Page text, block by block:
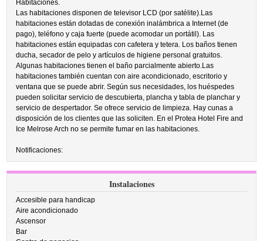
Habitaciones.
Las habitaciones disponen de televisor LCD (por satélite).Las
habitaciones están dotadas de conexión inalámbrica a Internet (de
pago), teléfono y caja fuerte (puede acomodar un portátil). Las
habitaciones están equipadas con cafetera y tetera. Los baños tienen
ducha, secador de pelo y artículos de higiene personal gratuitos.
Algunas habitaciones tienen el baño parcialmente abierto.Las
habitaciones también cuentan con aire acondicionado, escritorio y
ventana que se puede abrir. Según sus necesidades, los huéspedes
pueden solicitar servicio de descubierta, plancha y tabla de planchar y
servicio de despertador. Se ofrece servicio de limpieza. Hay cunas a
disposición de los clientes que las soliciten. En el Protea Hotel Fire and
Ice Melrose Arch no se permite fumar en las habitaciones.
Notificaciones:
Instalaciones
Accesible para handicap
Aire acondicionado
Ascensor
Bar